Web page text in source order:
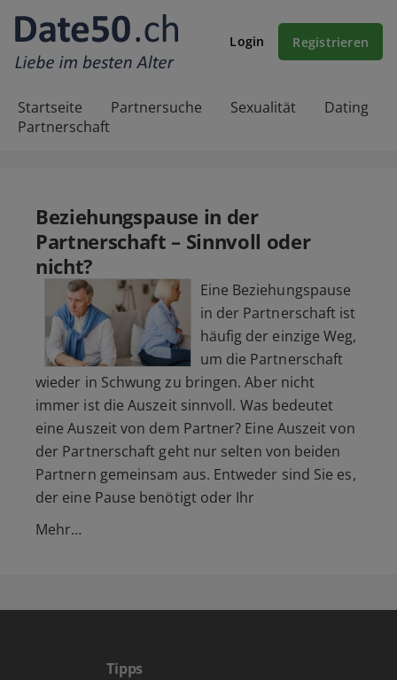
Login Registrieren
Startseite Partnersuche Sexualität
Dating
Partnerschaft
Beziehungspause in der
Partnerschaft – Sinnvoll oder
nicht?
Eine Beziehungspause
in der Partnerschaft ist
häufig der einzige Weg,
um die Partnerschaft
wieder in Schwung zu bringen. Aber nicht
immer ist die Auszeit sinnvoll. Was bedeutet
eine Auszeit von dem Partner? Eine Auszeit von
der Partnerschaft geht nur selten von beiden
Partnern gemeinsam aus. Entweder sind Sie es,
der eine Pause benötigt oder Ihr
Mehr…
Tipps